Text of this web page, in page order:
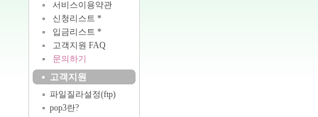
서비스이용약관
신청리스트 *
입금리스트 *
고객지원 FAQ
문의하기
고객지원
파일질라설정(ftp)
pop3란?